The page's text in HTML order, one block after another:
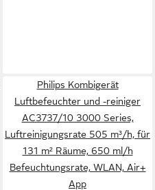
Philips Kombigerät
Luftbefeuchter und -reiniger
AC3737/10 3000 Series,
Luftreinigungsrate 505 m³/h, für
131 m² Räume, 650 ml/h
Befeuchtungsrate, WLAN, Air+
App